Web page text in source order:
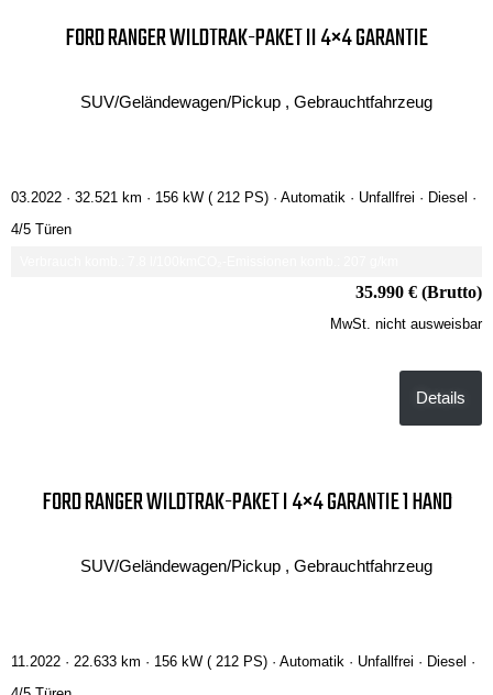
FORD RANGER WILDTRAK-PAKET II 4×4 GARANTIE
SUV/Geländewagen/Pickup , Gebrauchtfahrzeug
03.2022 · 32.521 km · 156 kW ( 212 PS) · Automatik · Unfallfrei · Diesel ·
4/5 Türen
35.990 € (Brutto)
MwSt. nicht ausweisbar
Details
FORD RANGER WILDTRAK-PAKET I 4×4 GARANTIE 1 HAND
SUV/Geländewagen/Pickup , Gebrauchtfahrzeug
11.2022 · 22.633 km · 156 kW ( 212 PS) · Automatik · Unfallfrei · Diesel ·